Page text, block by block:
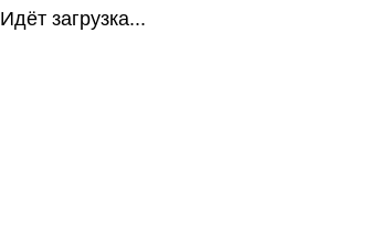
Идёт загрузка...